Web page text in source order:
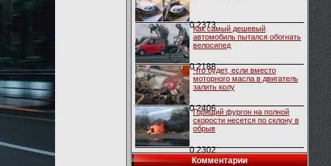
0 2373
Как самый дешевый
автомобиль пытался обогнать
велосипед
0 2188
Что будет, если вместо
моторного масла в двигатель
залить колу
0 2406
Горящий фургон на полной
скорости несется по склону в
обрыв
0 2302
Комментарии